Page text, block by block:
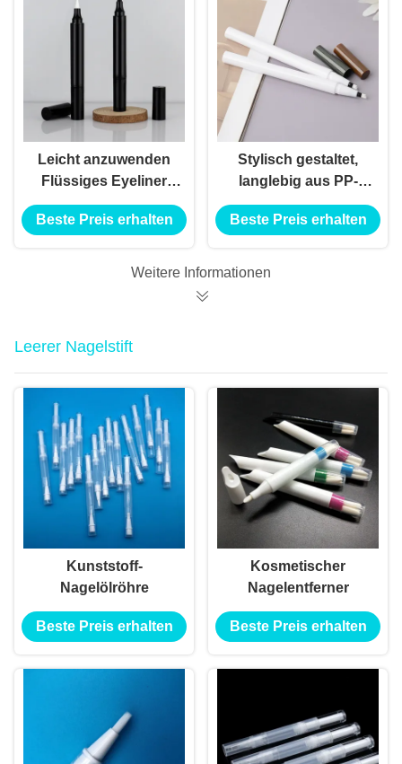
Leicht anzuwenden
Flüssiges Eyeliner
Bleistift Langlebige
vegane Formel
Beste Preis erhalten
Stylisch gestaltet,
langlebig aus PP-
Material, vierseitig
flüssiger
Beste Preis erhalten
Weitere Informationen
Leerer Nagelstift
Kunststoff-
Nagelölröhre
Beste Preis erhalten
Kosmetischer
Nagelentferner
Beste Preis erhalten